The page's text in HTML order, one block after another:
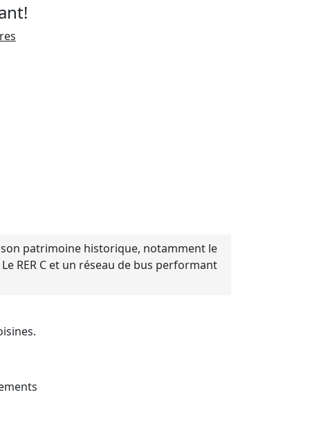
patrimoine historique, notamment le
RER C et un réseau de bus performant